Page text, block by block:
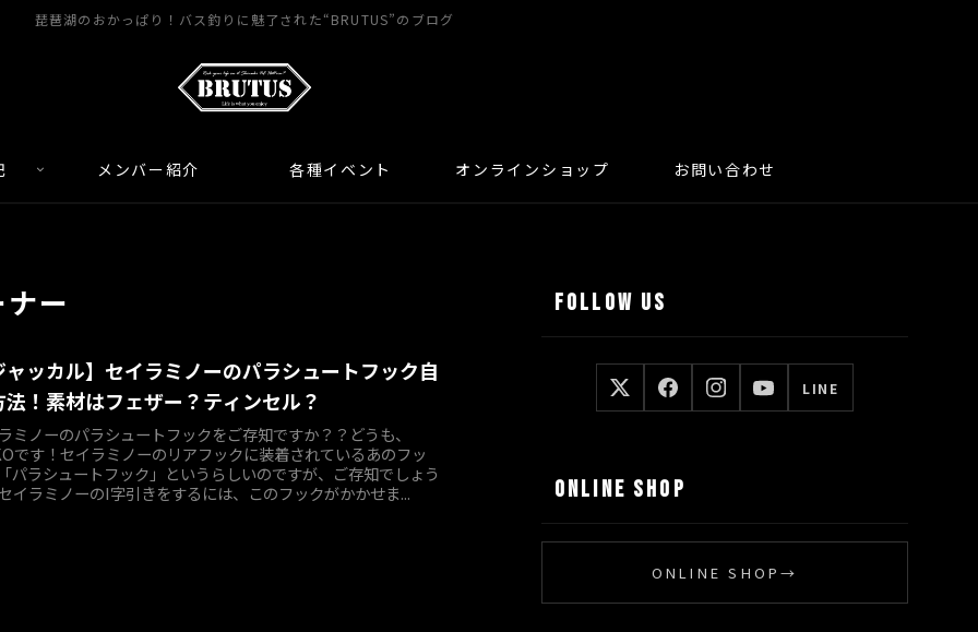
琵琶湖のおかっぱり！バス釣りに魅了された“BRUTUS”のブログ
メンバー紹介 各種イベント オンラインショップ お問い合わせ
ー
ャッカル】セイラミノーのパラシュートフック自
法！素材はフェザー？ティンセル？
ミノーのパラシュートフックをご存知ですか？？どうも、
です！セイラミノーのリアフックに装着されているあのフッ
パラシュートフック」というらしいのですが、ご存知でしょう
イラミノーのI字引きをするには、このフックがかかせま...
FOLLOW US
LINE
ONLINE SHOP
ONLINE SHOP→